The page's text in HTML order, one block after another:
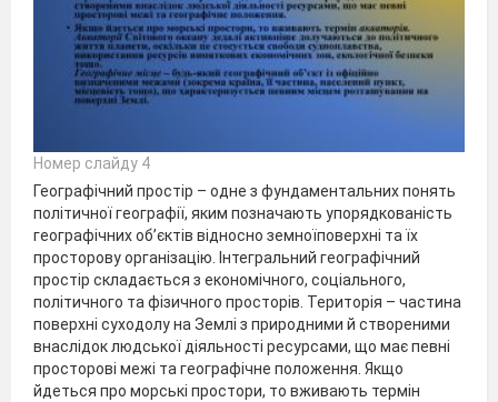
Номер слайду 4
Географічний простір – одне з фундаментальних понять
політичної географії, яким позначають упорядкованість
географічних об’єктів відносно земноїповерхні та їх
просторову організацію. Інтегральний географічний
простір складається з економічного, соціального,
політичного та фізичного просторів. Територія – частина
поверхні суходолу на Землі з природними й створеними
внаслідок людської діяльності ресурсами, що має певні
просторові межі та географічне положення. Якщо
йдеться про морські простори, то вживають термін